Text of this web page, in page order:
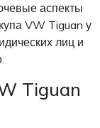
аспекты
VW Tiguan у
лиц и
Tiguan